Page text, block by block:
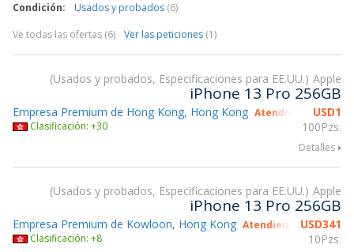
Condición:
Usados y probados (6)
Ve todas las ofertas (6)
Ver las peticiones (1)
Usados y probados, Especificaciones para EE.UU. Apple
iPhone 13 Pro 256GB
USD1
100Pzs.
Empresa Premium de Hong Kong, Hong Kong Atendiendo gsmX
Clasificación: +30
Detalles
Usados y probados, Especificaciones para EE.UU. Apple
iPhone 13 Pro 256GB
USD341
10Pzs.
Empresa Premium de Kowloon, Hong Kong Atendiendo gsmX
Clasificación: +8